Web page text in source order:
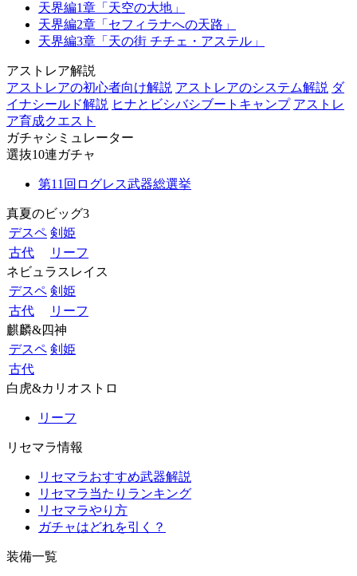
天界編1章「天空の大地」
天界編2章「セフィラナへの天路」
天界編3章「天の街 チチェ・アステル」
アストレア解説
アストレアの初心者向け解説 アストレアのシステム解説 ダ
イナシールド解説 ヒナとビシバシブートキャンプ アストレ
ア育成クエスト
ガチャシミュレーター
選抜10連ガチャ
第11回ログレス武器総選挙
真夏のビッグ3
デスペ 剣姫
古代
リーフ
ネビュラスレイス
デスペ 剣姫
古代
リーフ
麒麟&四神
デスペ 剣姫
古代
白虎&カリオストロ
リーフ
リセマラ情報
リセマラおすすめ武器解説
リセマラ当たりランキング
リセマラやり方
ガチャはどれを引く？
装備一覧